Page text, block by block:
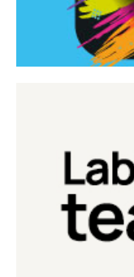
Laboratorio di